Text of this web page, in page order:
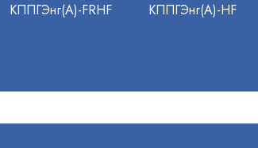
КППГЭнг(А)-FRHF
КППГЭнг(А)-HF